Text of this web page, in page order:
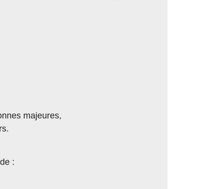
majeures,
: